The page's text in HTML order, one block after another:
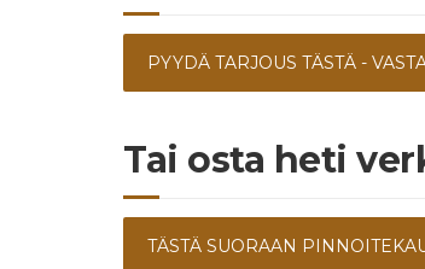
PYYDÄ TARJOUS TÄSTÄ -
Tai osta heti
TÄSTÄ SUORAAN